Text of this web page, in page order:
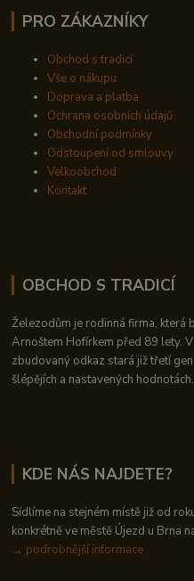
PRO ZÁKAZNÍKY
Obchod s tradicí
Vše o nákupu
Doprava a platba
Ochrana osobních údajů
Obchodní podmínky
Odstoupení od smlouvy
Velkoobchod
Kontakt
OBCHOD S TRADICÍ
Železodům je rodinná firma, která
Arnoštem Hofírkem před 89 lety.
zbudovaný odkaz stará již třetí
šlépějích a nastavených
KDE NÁS NAJDETE?
Sídlíme na stejném místě již od
konkrétně ve městě Újezd u Brna
→ podrobnější informace